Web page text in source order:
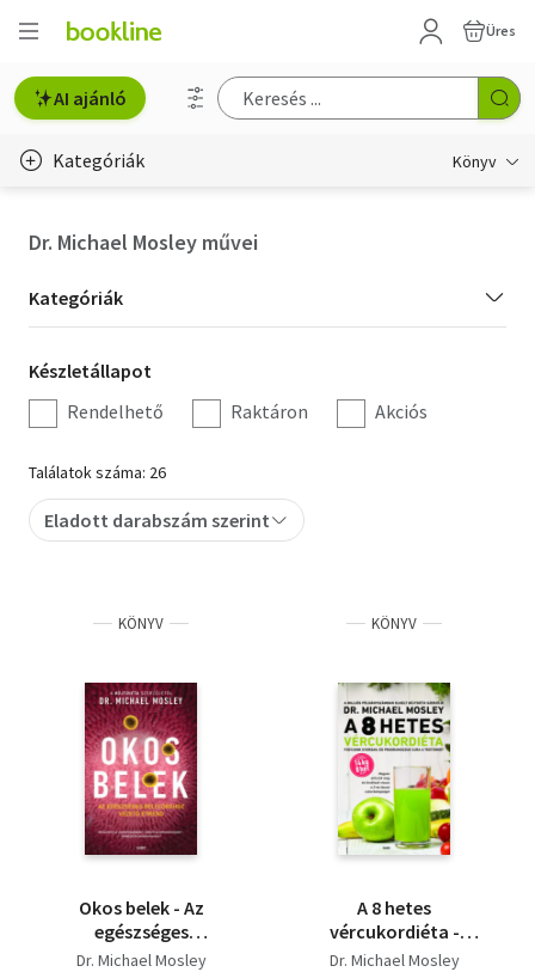
Üres
AI ajánló
Kategóriák Könyv
Hobbi, szabadidő
Irodalom
Művészet
Szakkönyv
Tankönyv, segédkönyv
Társadalomtudomány
Természettudomány
Történelem
Dr. Michael Mosley művei
Kategória
szűrés
Kategóriák
Készletállapot
szűrés
Készletállapot
Rendelhető
Raktáron Akciós
Találatok száma: 26
Eladott darabszám szerint
KÖNYV
Okos belek - Az
egészséges
bélflórához vezető
Dr. Michael Mosley
KÖNYV
A 8 hetes
vércukordiéta -
Fogyjunk gyorsan, és
Dr. Michael Mosley